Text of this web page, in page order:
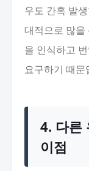
우도 간혹 발
대적으로 많을
을 인식하고
요구하기 때문
4. 다른
이점